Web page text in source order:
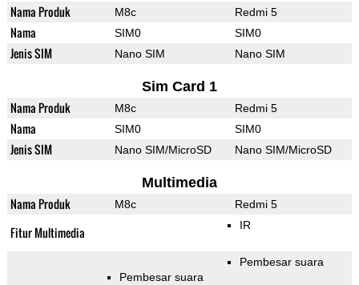
Nama Produk M8c Redmi 5
Nama SIM0 SIM0
Jenis SIM Nano SIM Nano SIM
Sim Card 1
Nama Produk M8c Redmi 5
Nama SIM0 SIM0
Jenis SIM Nano SIM/MicroSD Nano SIM/MicroSD
Multimedia
Nama Produk M8c Redmi 5
Fitur Multimedia IR
Pembesar suara
Pembesar suara